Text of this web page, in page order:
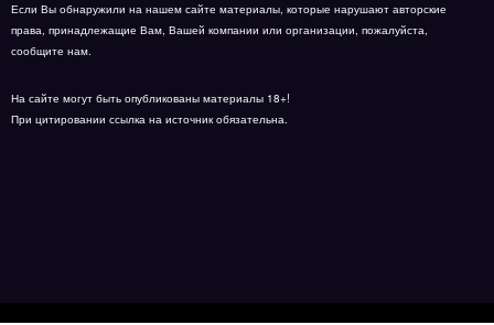
Если Вы обнаружили на нашем сайте материалы, которые нарушают авторские
права, принадлежащие Вам, Вашей компании или организации, пожалуйста,
сообщите нам.
На сайте могут быть опубликованы материалы 18+!
При цитировании ссылка на источник обязательна.